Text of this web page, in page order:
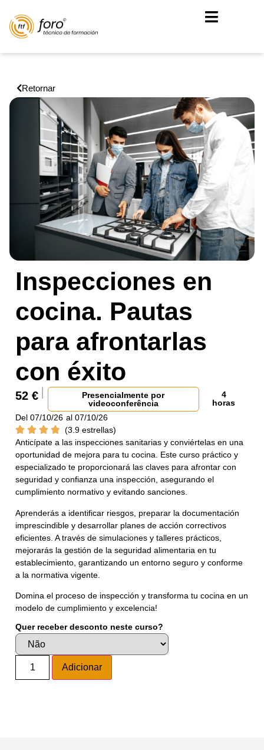
Retornar
Inspecciones en
cocina. Pautas
para afrontarlas
con éxito
52 €
Presencialmente por
videoconferência
4
horas
Del 07/10/26 al 07/10/26
(3.9 estrellas)
Anticípate a las inspecciones sanitarias y conviértelas en una
oportunidad de mejora para tu cocina. Este curso práctico y
especializado te proporcionará las claves para afrontar con
seguridad y confianza una inspección, asegurando el
cumplimiento normativo y evitando sanciones.
Aprenderás a identificar riesgos, preparar la documentación
imprescindible y desarrollar planes de acción correctivos
eficientes. A través de simulaciones y talleres prácticos,
mejorarás la gestión de la seguridad alimentaria en tu
establecimiento, garantizando un entorno seguro y conforme
a la normativa vigente.
Domina el proceso de inspección y transforma tu cocina en un
modelo de cumplimiento y excelencia!
Quer receber desconto neste curso?
Adicionar